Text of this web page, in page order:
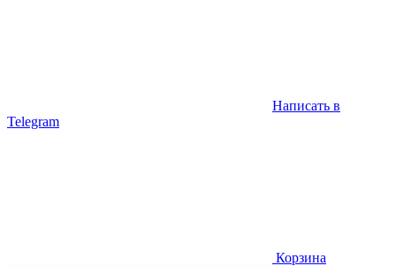
Написать в
Telegram
Корзина